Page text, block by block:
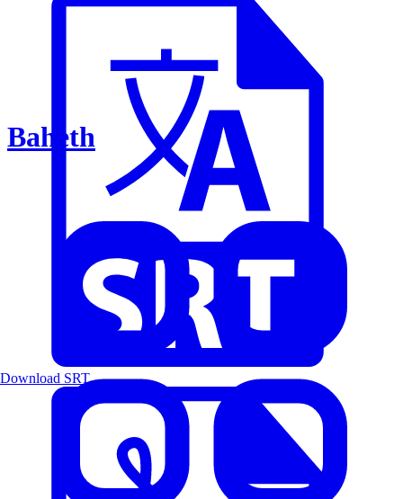
Baheth
Download SRT